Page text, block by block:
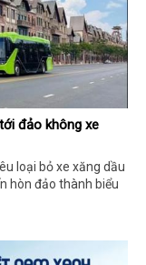
đảo không xe
loại bỏ xe xăng dầu
hòn đảo thành biểu